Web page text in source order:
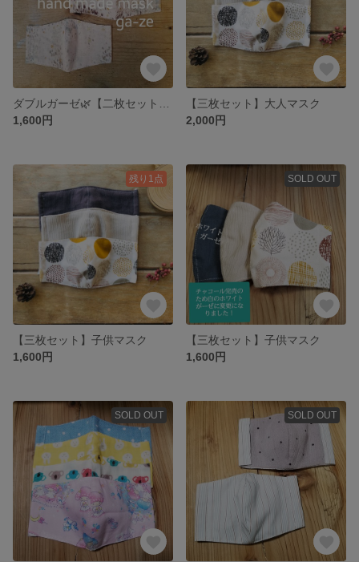
1,600円
【三枚セット】大人マスク
2,000円
残り1点
【三枚セット】子供マスク
1,600円
SOLD OUT
【三枚セット】子供マスク
1,600円
SOLD OUT SOLD OUT